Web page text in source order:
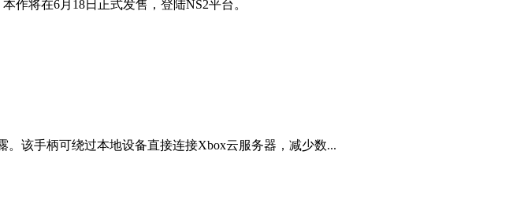
作将在6月18日正式发售，登陆NS2平台。
。该手柄可绕过本地设备直接连接Xbox云服务器，减少数...